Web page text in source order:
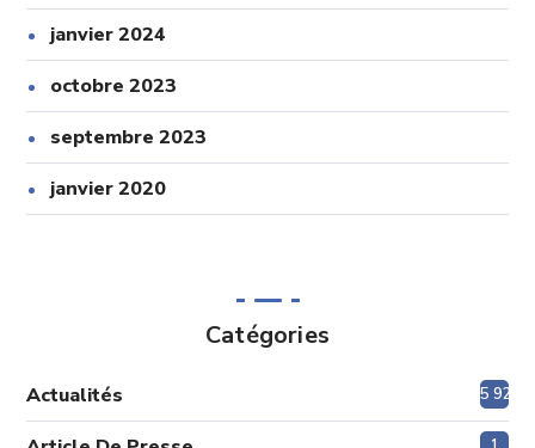
janvier 2024
octobre 2023
septembre 2023
janvier 2020
Catégories
Actualités 5 920